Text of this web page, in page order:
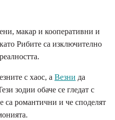
макар и кооперативни и
Рибите са изключително
с хаос, а Везни да
зодии обаче се гледат с
са романтични и че споделят